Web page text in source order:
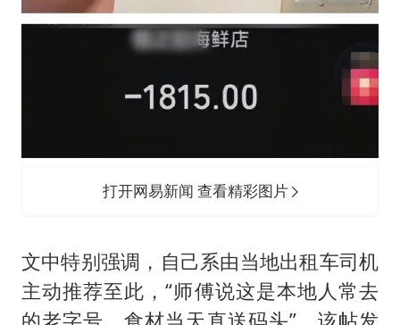
打开网易新闻 查看精彩图片
文中特别强调，自己系由当地出租车司机
主动推荐至此，“师傅说这是本地人常去